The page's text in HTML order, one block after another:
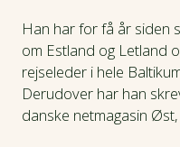
Han har for få år siden
om Estland og Letland
rejseleder i hele
Derudover har han
danske netmagasin